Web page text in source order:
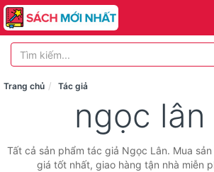
Trang chủ Tác giả
ngọc lân
Tất cả sản phẩm tác giả Ngọc Lân. Mua
giá tốt nhất, giao hàng tận nhà miễn